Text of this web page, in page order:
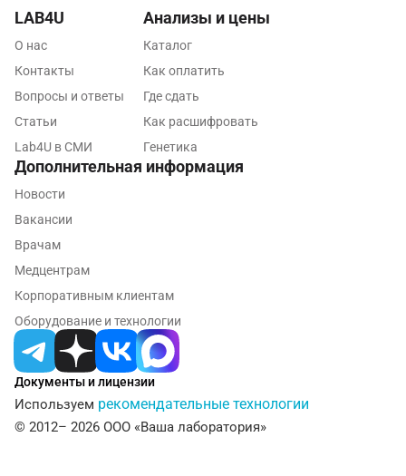
Наро-Фоминск
Нижневартовск
Нижнекамск
Новороссийск
Обнинск
Омск
Орел
Оренбург
Документы и лицензии
Используем рекомендательные технологии
© 2012– 2026 ООО «Ваша лаборатория»
LAB4U
О нас
Контакты
Вопросы и ответы
Статьи
Lab4U в СМИ
Анализы и цены
Каталог
Как оплатить
Где сдать
Как расшифровать
Генетика
Дополнительная информация
Новости
Вакансии
Врачам
Медцентрам
Корпоративным клиентам
Оборудование и технологии